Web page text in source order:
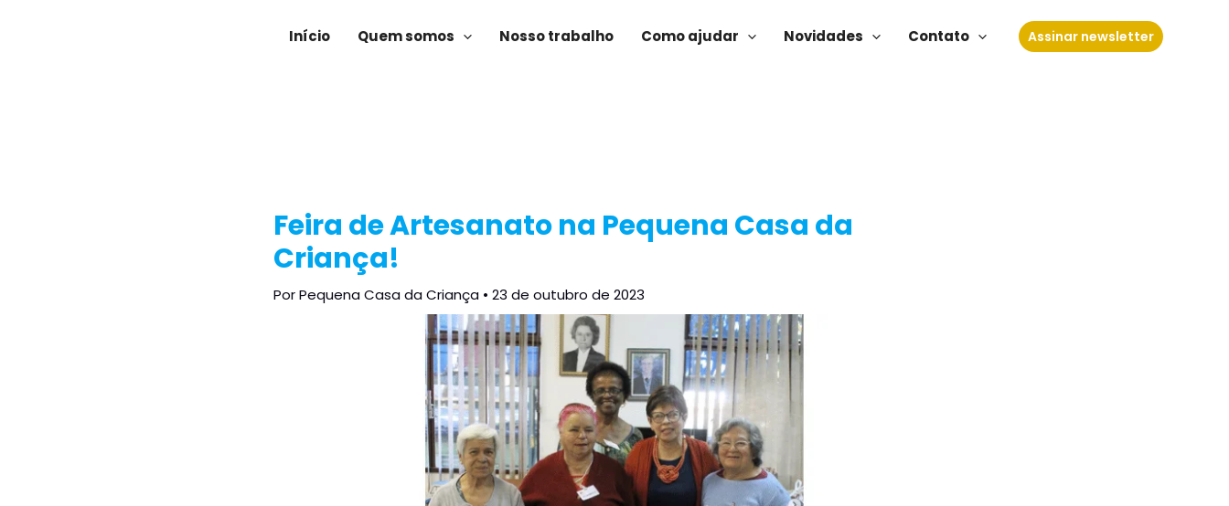
Início Quem somos Nosso trabalho Como ajudar Novidades Contato Assinar newsletter
Feira de Artesanato na Pequena Casa da
Criança!
PorPequena Casa da Criança • 23 de outubro de 2023